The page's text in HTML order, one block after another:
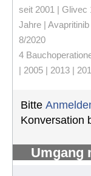
seit 2001 | Glivec
Jahre |
8/2020
4
| 2005 | 2013 |
Bitte
Konversation
Umgang